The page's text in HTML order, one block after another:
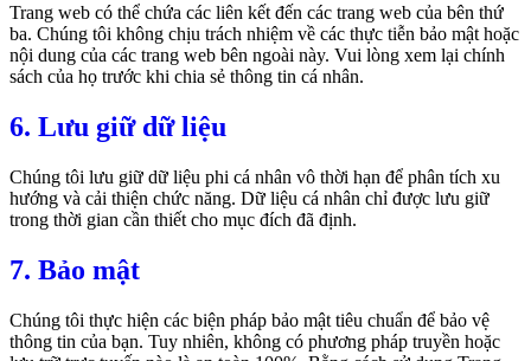
Trang web có thể chứa các liên kết đến các trang web của bên thứ
ba. Chúng tôi không chịu trách nhiệm về các thực tiễn bảo mật hoặc
nội dung của các trang web bên ngoài này. Vui lòng xem lại chính
sách của họ trước khi chia sẻ thông tin cá nhân.
6. Lưu giữ dữ liệu
Chúng tôi lưu giữ dữ liệu phi cá nhân vô thời hạn để phân tích xu
hướng và cải thiện chức năng. Dữ liệu cá nhân chỉ được lưu giữ
trong thời gian cần thiết cho mục đích đã định.
7. Bảo mật
Chúng tôi thực hiện các biện pháp bảo mật tiêu chuẩn để bảo vệ
thông tin của bạn. Tuy nhiên, không có phương pháp truyền hoặc